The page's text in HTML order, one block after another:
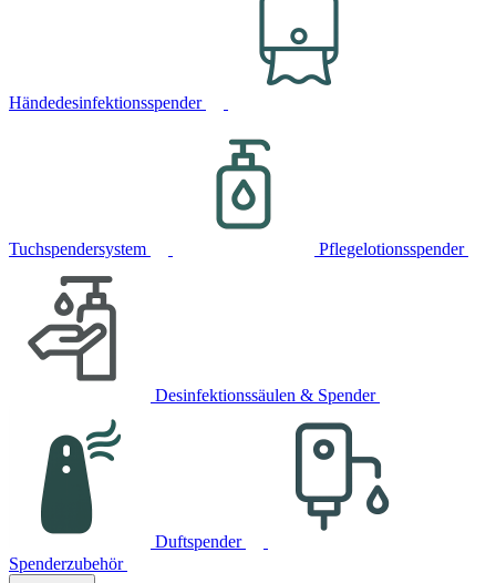
Händedesinfektionsspender
Tuchspendersystem Pflegelotionsspender
Desinfektionssäulen & Spender
Duftspender
Spenderzubehör